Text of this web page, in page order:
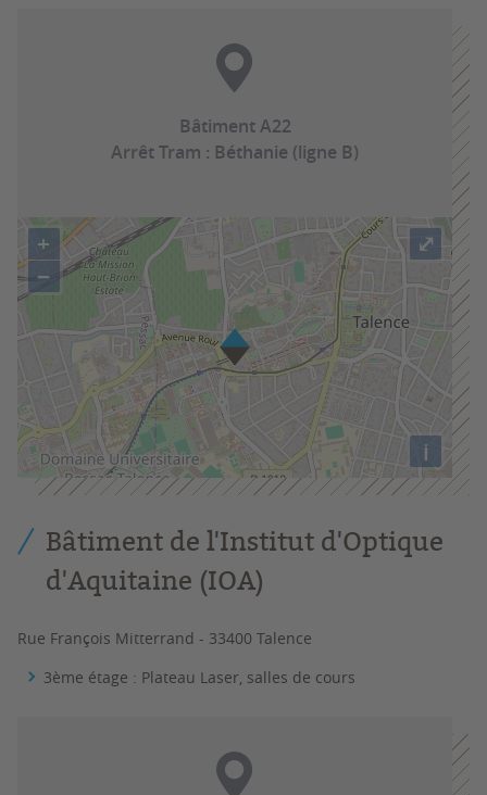
Bâtiment A22
Arrêt Tram : Béthanie (ligne B)
+
−
i
⤢
Bâtiment de l'Institut d'Optique
d'Aquitaine (IOA)
Rue François Mitterrand - 33400 Talence
3ème étage : Plateau Laser, salles de cours